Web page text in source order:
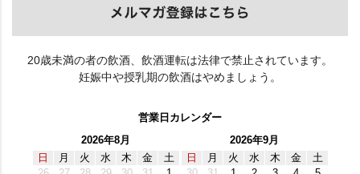
20歳未満の者の飲酒、飲酒運転は法律で禁止されています。
妊娠中や授乳期の飲酒はやめましょう。
営業日カレンダー
2026年8月
日
月 火 水 木 金
土
2026年9月
日
月 火 水 木 金
土